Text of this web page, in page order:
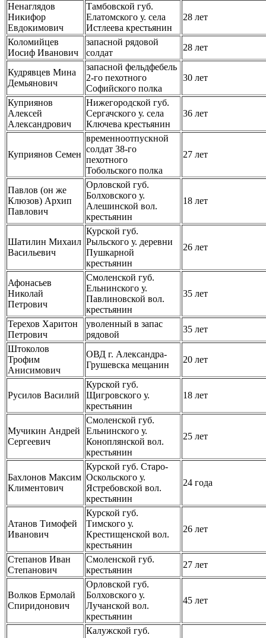
Ненаглядов
Никифор
Евдокимович
Тамбовской губ.
Елатомского у. села
Истлеева крестьянин
28 лет
Коломийцев
Иосиф Иванович
запасной рядовой
солдат
28 лет
Кудрявцев Мина
Демьянович
запасной фельдфебель
2-го пехотного
Софийского полка
30 лет
Куприянов
Алексей
Александрович
Нижегородской губ.
Сергачского у. села
Ключева крестьянин
36 лет
Куприянов Семен
временноотпускной
солдат 38-го
пехотного
Тобольского полка
27 лет
Павлов (он же
Клюзов) Архип
Павлович
Орловской губ.
Болховского у.
Алешинской вол.
крестьянин
18 лет
Шатилин Михаил
Васильевич
Курской губ.
Рыльского у. деревни
Пушкарной
крестьянин
26 лет
Афонасьев
Николай
Петрович
Смоленской губ.
Ельнинского у.
Павлиновской вол.
крестьянин
35 лет
Терехов Харитон
Петрович
уволенный в запас
рядовой
35 лет
Штоколов
Трофим
Анисимович
ОВД г. Александра-
Грушевска мещанин
20 лет
Русилов Василий
Курской губ.
Щигровского у.
крестьянин
18 лет
Мучикин Андрей
Сергеевич
Смоленской губ.
Ельнинского у.
Коноплянской вол.
крестьянин
25 лет
Бахлонов Максим
Климентович
Курской губ. Старо-
Оскольского у.
Ястребовской вол.
крестьянин
24 года
Атанов Тимофей
Иванович
Курской губ.
Тимского у.
Крестищенской вол.
крестьянин
26 лет
Степанов Иван
Степанович
Смоленской губ.
крестьянин
27 лет
Волков Ермолай
Спиридонович
Орловской губ.
Болховского у.
Лучанской вол.
крестьянин
45 лет
Калужской губ.